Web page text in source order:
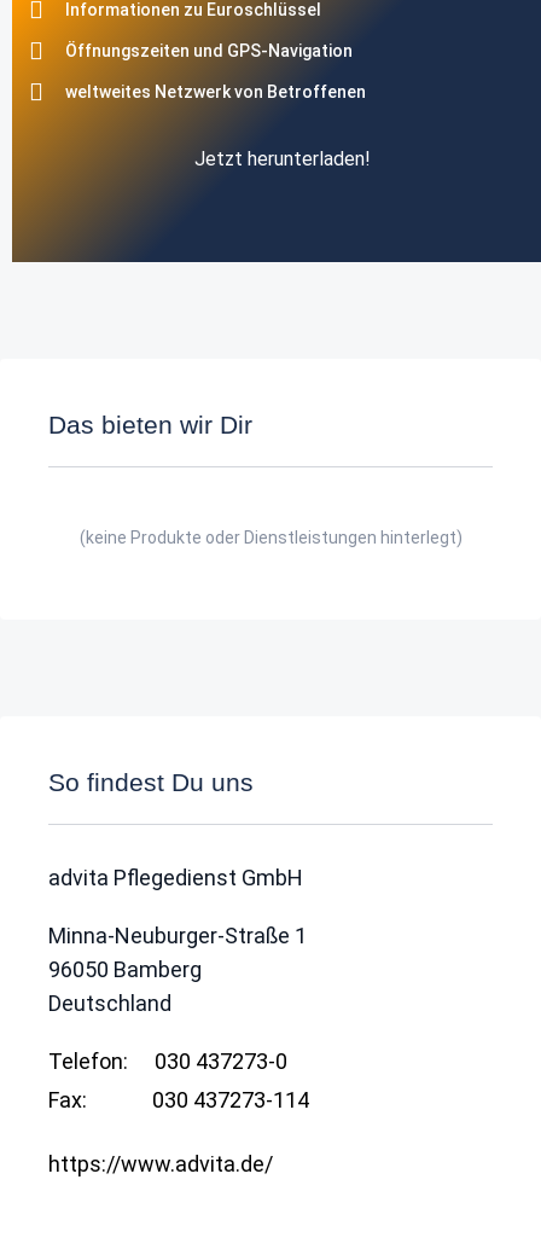
Informationen zu Euroschlüssel
Öffnungszeiten und GPS-Navigation
weltweites Netzwerk von Betroffenen
Jetzt herunterladen!
Das bieten wir Dir
(keine Produkte oder Dienstleistungen hinterlegt)
So findest Du uns
advita Pflegedienst GmbH
Minna-Neuburger-Straße 1
96050 Bamberg
Deutschland
Telefon:
030 437273-0
Fax:
030 437273-114
https://www.advita.de/